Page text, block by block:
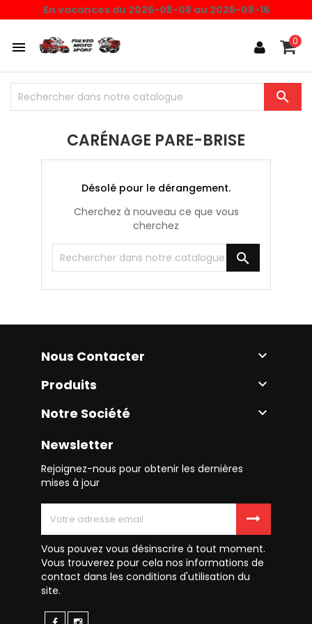
En vacances du 2026-08-08 au 2026-08-16
 0

CARÉNAGE PARE-BRISE
Désolé pour le dérangement.
Cherchez à nouveau ce que vous
cherchez

Nous Contacter 
Produits 
Notre Société 
Newsletter
Rejoignez-nous pour obtenir les dernières
mises à jour
Vous pouvez vous désinscrire à tout moment.
Vous trouverez pour cela nos informations de
contact dans les conditions d'utilisation du
site.